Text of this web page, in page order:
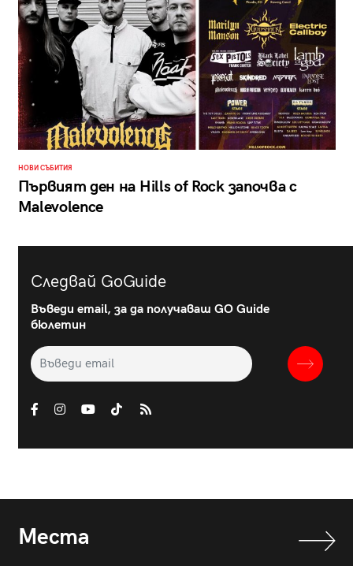
НОВИ СЪБИТИЯ
Първият ден на Hills of Rock започва с
Malevolence
Следвай GoGuide
Въведи email, за да получаваш GO Guide
бюлетин
Места